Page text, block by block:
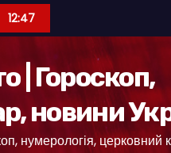
12:47
| Гороскоп,
новини
нумерологія, церковний